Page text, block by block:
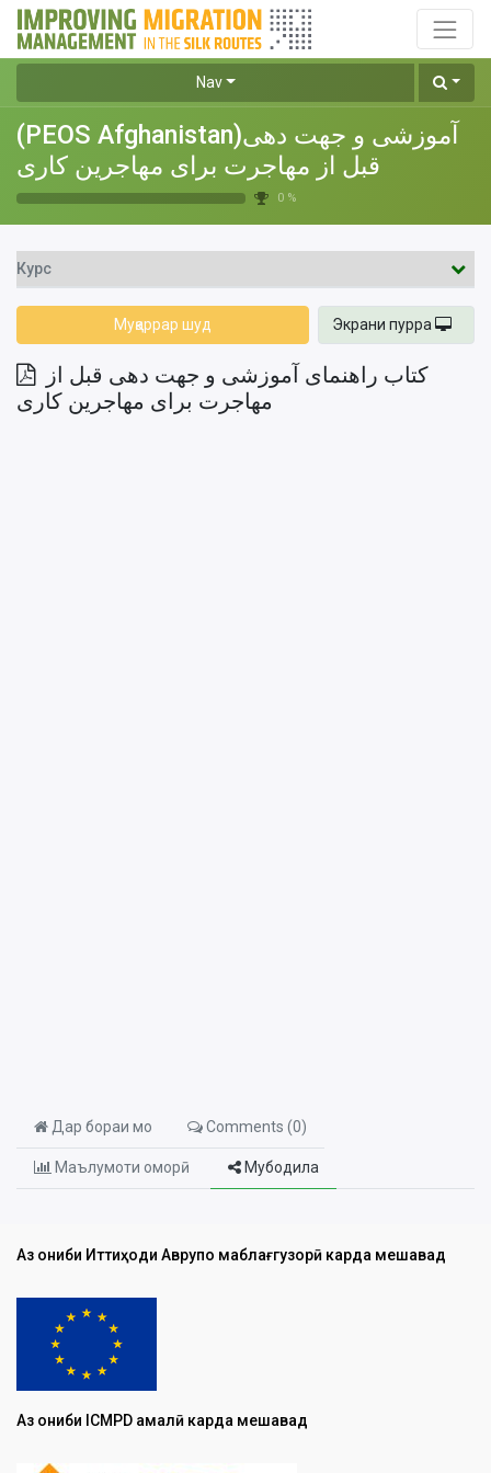
Nav
(PEOS Afghanistan)آموزشی و جهت دهی
قبل از مهاجرت برای مهاجرین کاری
0 %
Курс
کتاب راهنمای آموزشی و جهت دهی قبل از
مهاجرت برای مهاجرین کاری
Муқаррар шуд Экрани пурра
Дар бораи мо Comments (0)
Маълумоти оморӣ Мубодила
Аз ҷониби Иттиҳоди Аврупо маблағгузорӣ карда мешавад
Аз ҷониби ICMPD амалӣ карда мешавад